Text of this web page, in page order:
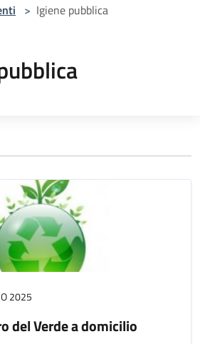
> Igiene pubblica
2025
del Verde a domicilio